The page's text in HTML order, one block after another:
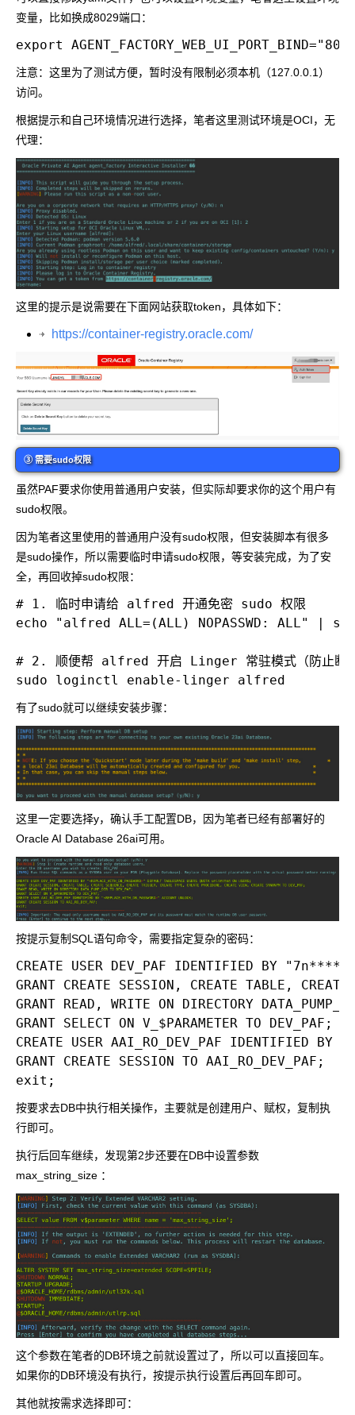
变量，比如换成8029端口：
注意：这里为了测试方便，暂时没有限制必须本机（127.0.0.1）
访问。
根据提示和自己环境情况进行选择，笔者这里测试环境是OCI，无
代理：
这里的提示是说需要在下面网站获取token，具体如下：
https://container-registry.oracle.com/
③ 需要sudo权限
虽然PAF要求你使用普通用户安装，但实际却要求你的这个用户有
sudo权限。
因为笔者这里使用的普通用户没有sudo权限，但安装脚本有很多
是sudo操作，所以需要临时申请sudo权限，等安装完成，为了安
全，再回收掉sudo权限：
# 1. 临时申请给 alfred 开通免密 sudo 权限
echo "alfred ALL=(ALL) NOPASSWD: ALL" |
# 2. 顺便帮 alfred 开启 Linger 常驻模式（防止断开
有了sudo就可以继续安装步骤：
这里一定要选择y，确认手工配置DB，因为笔者已经有部署好的
Oracle AI Database 26ai可用。
按提示复制SQL语句命令，需要指定复杂的密码：
CREATE USER DEV_PAF IDENTIFIED BY
GRANT CREATE SESSION, CREATE TABLE,
GRANT READ, WRITE ON DIRECTORY
GRANT SELECT ON V_$PARAMETER TO DEV_PAF;
CREATE USER AAI_RO_DEV_PAF IDENTIFIED
GRANT CREATE SESSION TO AAI_RO_DEV_PAF;
按要求去DB中执行相关操作，主要就是创建用户、赋权，复制执
行即可。
执行后回车继续，发现第2步还要在DB中设置参数
max_string_size ：
这个参数在笔者的DB环境之前就设置过了，所以可以直接回车。
如果你的DB环境没有执行，按提示执行设置后再回车即可。
其他就按需求选择即可：